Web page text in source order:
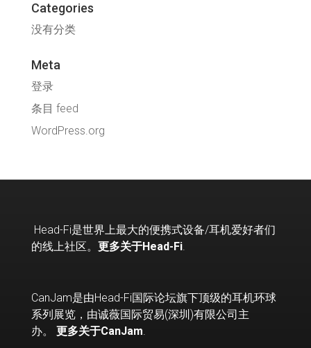
Categories
没有分类
Meta
登录
条目 feed
WordPress.org
Head-Fi是世界上最大的便携式设备/耳机爱好者们
的线上社区。 更多关于Head-Fi.
CanJam是由Head-Fi国际论坛旗下顶级的耳机环球
系列展览，由诚薇国际贸易(深圳)有限公司主
办。 更多关于CanJam.